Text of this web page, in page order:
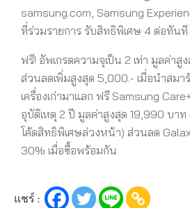
samsung.com, Samsung
ที่ร่วมรายการ รับสิทธิพิเศษ 4 ต่อทันที
ฟรี! อัพเกรดความจุเป็น 2 เท่า มูลค่าสู
ส่วนลดเพิ่มสูงสุด 5,000.- เมื่อนำสมา
เครื่องเก่ามาแลก ฟรี Samsung
อุบัติเหตุ 2 ปี มูลค่าสูงสุด 19,990 บาท
โค้ดสิทธิพิเศษล่วงหน้า) ส่วนลด
30% เมื่อซื้อพร้อมกัน
แชร์ :